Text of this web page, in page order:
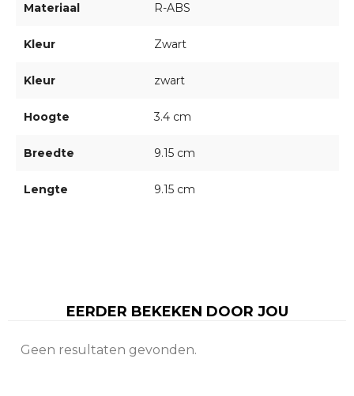
Materiaal R-ABS
Kleur Zwart
Kleur zwart
Hoogte 3.4 cm
Breedte 9.15 cm
Lengte 9.15 cm
EERDER BEKEKEN DOOR JOU
Geen resultaten gevonden.